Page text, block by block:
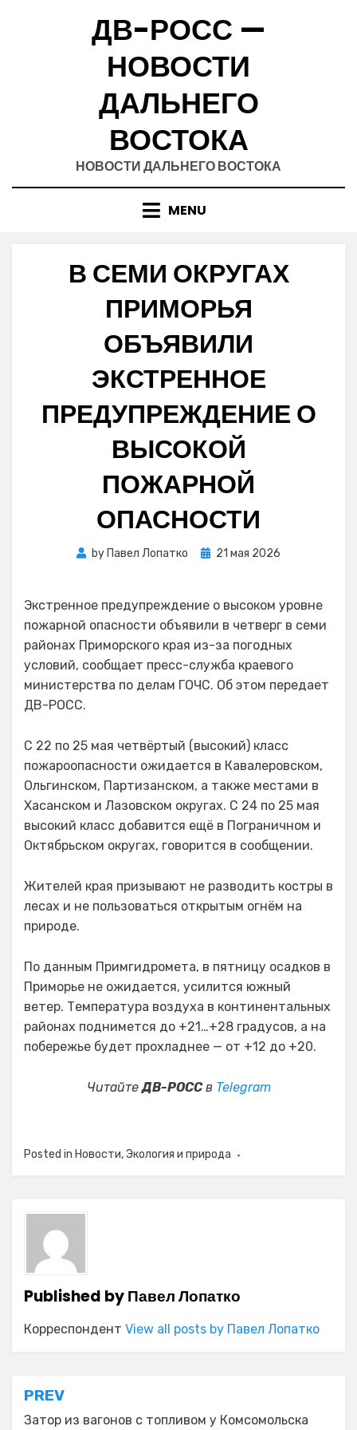
ДВ-РОСС —
НОВОСТИ
ДАЛЬНЕГО
ВОСТОКА
НОВОСТИ ДАЛЬНЕГО ВОСТОКА
MENU
В СЕМИ ОКРУГАХ
ПРИМОРЬЯ
ОБЪЯВИЛИ
ЭКСТРЕННОЕ
ПРЕДУПРЕЖДЕНИЕ О
ВЫСОКОЙ
ПОЖАРНОЙ
ОПАСНОСТИ
by Павел Лопатко
Posted
21 мая 2026
Экстренное предупреждение о высоком уровне
пожарной опасности объявили в четверг в семи
районах Приморского края из-за погодных
условий, сообщает пресс-служба краевого
министерства по делам ГОЧС. Об этом передает
ДВ-РОСС.
С 22 по 25 мая четвёртый (высокий) класс
пожароопасности ожидается в Кавалеровском,
Ольгинском, Партизанском, а также местами в
Хасанском и Лазовском округах. С 24 по 25 мая
высокий класс добавится ещё в Пограничном и
Октябрьском округах, говорится в сообщении.
Жителей края призывают не разводить костры в
лесах и не пользоваться открытым огнём на
природе.
По данным Примгидромета, в пятницу осадков в
Приморье не ожидается, усилится южный
ветер. Температура воздуха в континентальных
районах поднимется до +21…+28 градусов, а на
побережье будет прохладнее — от +12 до +20.
ЧитайтеДВ-РОССв Telegram
Posted in Новости,Экология и природа
Published byПавел Лопатко
Корреспондент View all posts by Павел Лопатко
Навигация
PREV
Затор из вагонов с топливом у Комсомольска